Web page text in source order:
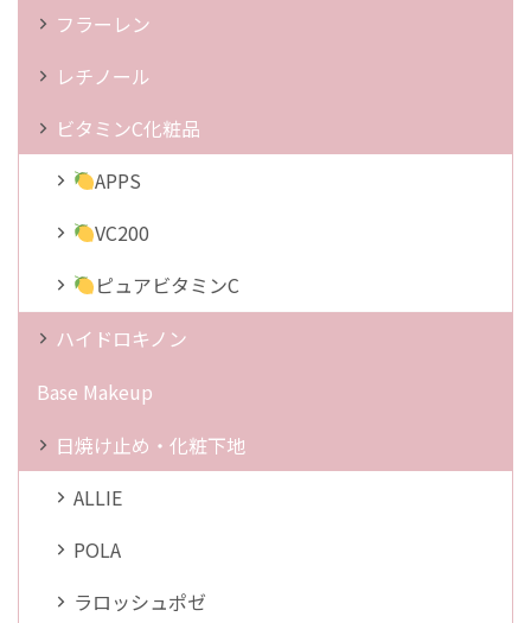
フラーレン
レチノール
ビタミンC化粧品
APPS
VC200
ピュアビタミンC
ハイドロキノン
Base Makeup
日焼け止め・化粧下地
ALLIE
POLA
ラロッシュポゼ